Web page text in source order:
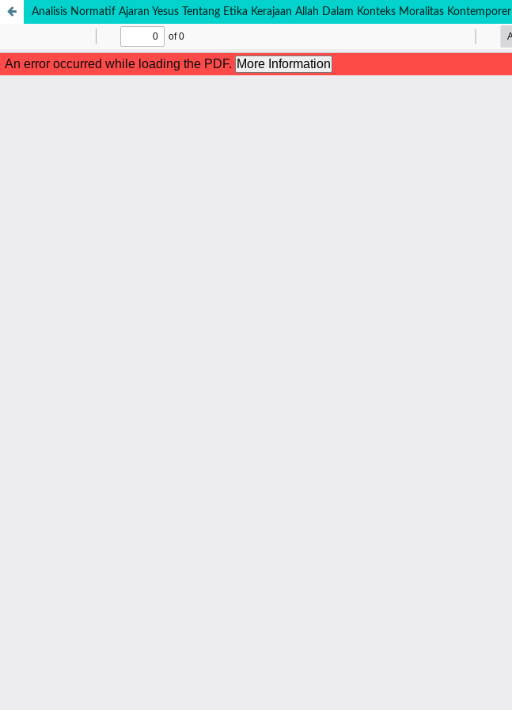
Analisis Normatif Ajaran Yesus Tentang Etika Kerajaan Allah Dalam Konteks Moralitas Kontemporer